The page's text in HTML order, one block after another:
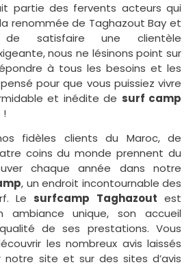
partie des fervents acteurs qui
renommée de Taghazout Bay et
satisfaire une clientèle
nous ne lésinons point sur
à tous les besoins et les
pour que vous puissiez vivre
et inédite de surf camp
!
fidèles clients du Maroc, de
coins du monde prennent du
chaque année dans notre
, un endroit incontournable des
Le surfcamp Taghazout est
ambiance unique, son accueil
de ses prestations. Vous
les nombreux avis laissés
notre site et sur des sites d’avis